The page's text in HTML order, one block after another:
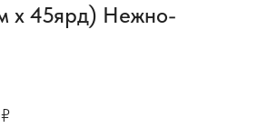
х 45ярд) Нежно-
₽